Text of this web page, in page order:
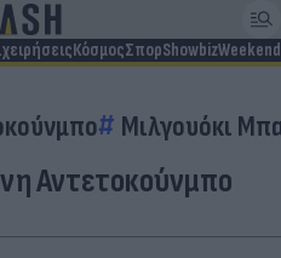
ΚόσμοςΣπορShowbizWeekend
Μιλγουόκι
Αντετοκούνμπο